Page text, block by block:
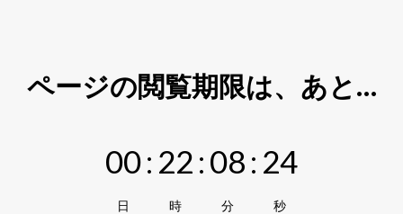
ページの閲覧期限は、あと…
00
日
: 22
時
:08
分
: 23
秒